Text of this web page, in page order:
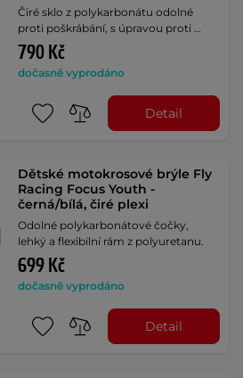
Čiré sklo z polykarbonátu odolné
proti poškrábání, s úpravou proti …
790 Kč
dočasně vyprodáno
Detail
Dětské motokrosové brýle Fly
Racing Focus Youth -
černá/bílá, čiré plexi
Odolné polykarbonátové čočky,
lehký a flexibilní rám z polyuretanu.
699 Kč
dočasně vyprodáno
Detail